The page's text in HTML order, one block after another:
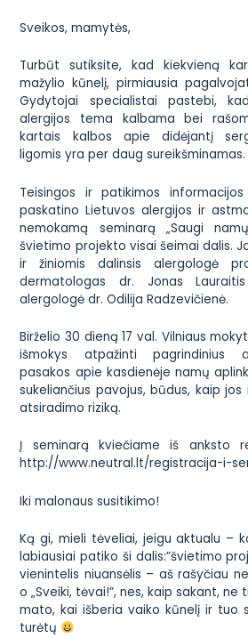
Sveikos, mamytės,
Turbūt sutiksite, kad kiekvieną
mažylio kūnelį, pirmiausia
Gydytojai specialistai pastebi,
alergijos tema kalbama bei
kartais kalbos apie didėjantį
ligomis yra per daug sureikšminamas.
Teisingos ir patikimos
paskatino Lietuvos alergijos ir
nemokamą seminarą „Saugi
švietimo projekto visai šeimai dalis.
ir žiniomis dalinsis alergologė
dermatologas dr. Jonas
alergologė dr. Odilija Radzevičienė.
Birželio 30 dieną 17 val. Vilniaus
išmokys atpažinti pagrindinius
pasakos apie kasdienėje namų
sukeliančius pavojus, būdus, kaip
atsiradimo riziką.
Į seminarą kviečiame iš anksto
http://www.neutral.lt/registracija-i-
Iki malonaus susitikimo!
Ką gi, mieli tėveliai, jeigu aktualu –
labiausiai patiko ši dalis:”švietimo
vienintelis niuansėlis – aš rašyčiau
o „Sveiki, tėvai!”, nes, kaip sakant,
mato, kai išberia vaiko kūnelį ir tuo
turėtų